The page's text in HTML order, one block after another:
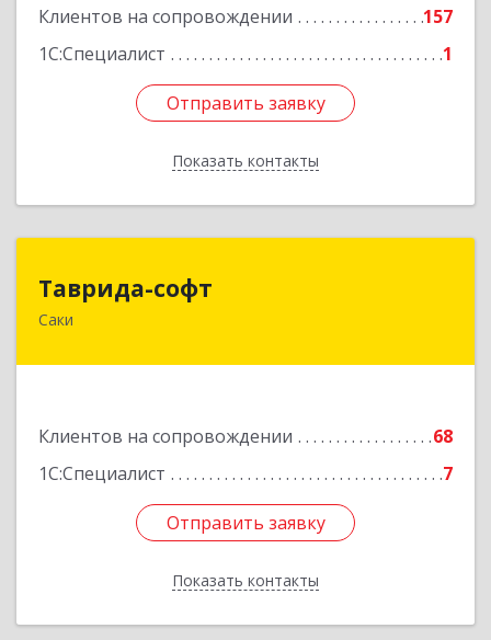
Клиентов на сопровождении
157
1С:Специалист
1
Отправить заявку
Показать контакты
Отправить заявку
Назад
Таврида-софт
Саки
Клиентов на сопровождении
68
1С:Специалист
7
Отправить заявку
Показать контакты
Подробнее
Отправить заявку
Назад